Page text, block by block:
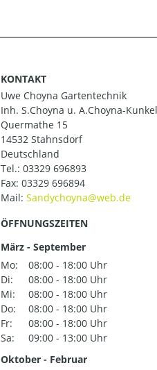
KONTAKT
Uwe Choyna Gartentechnik
Inh. S.Choyna u. A.Choyna-
Quermathe 15
14532 Stahnsdorf
Deutschland
Tel.: 03329 696893
Fax: 03329 696894
Mail:
ÖFFNUNGSZEITEN
März - September
Mo:
08:00 - 18:00 Uhr
Di:
08:00 - 18:00 Uhr
Mi:
08:00 - 18:00 Uhr
Do:
08:00 - 18:00 Uhr
Fr:
08:00 - 18:00 Uhr
Sa:
09:00 - 13:00 Uhr
Oktober - Februar